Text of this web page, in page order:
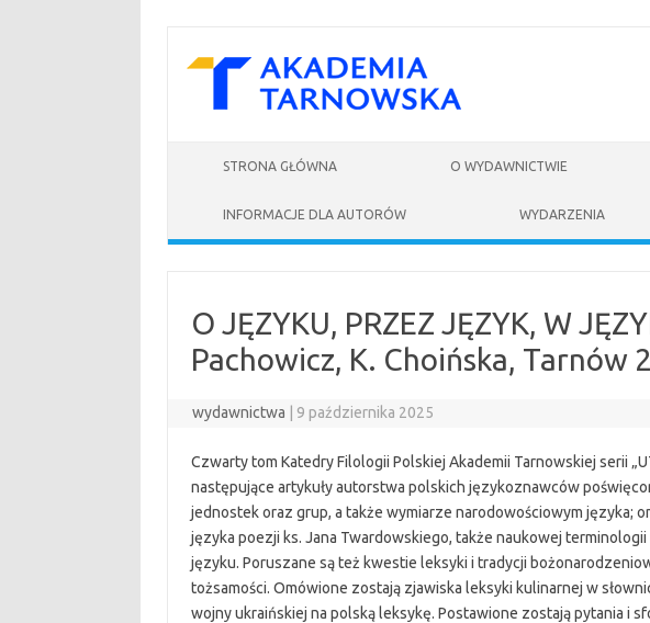
STRONA GŁÓWNA O WYDAWNICTWIE
INFORMACJE DLA AUTORÓW WYDARZENIA
O JĘZYKU, PRZEZ JĘZYK, W
Pachowicz, K. Choińska, Tarnów
wydawnictwa 9 października 2025
Czwarty tom Katedry Filologii Polskiej Akademii Tarnowskiej serii
następujące artykuły autorstwa polskich językoznawców
jednostek oraz grup, a także wymiarze narodowościowym języka;
języka poezji ks. Jana Twardowskiego, także naukowej
języku. Poruszane są też kwestie leksyki i tradycji
tożsamości. Omówione zostają zjawiska leksyki kulinarnej w
wojny ukraińskiej na polską leksykę. Postawione zostają pytania i